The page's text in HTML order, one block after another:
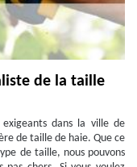
de la taille
dans la ville de
de taille de haie. Que ce
de taille, nous pouvons